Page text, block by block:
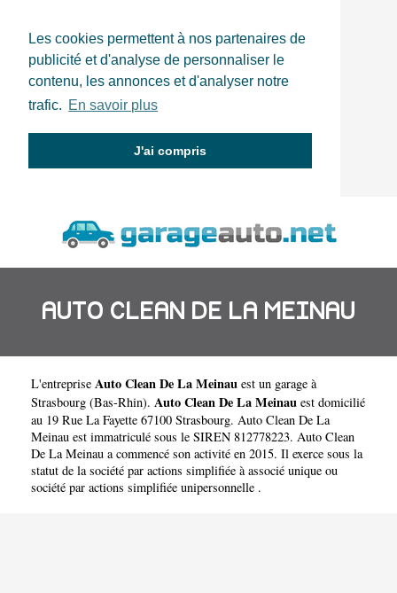
Les cookies permettent à nos partenaires de
publicité et d'analyse de personnaliser le
contenu, les annonces et d'analyser notre
trafic. En savoir plus
J'ai compris
AUTO CLEAN DE LA MEINAU
L'entreprise Auto Clean De La Meinau est un garage à
Strasbourg (Bas-Rhin). Auto Clean De La Meinau est domicilié
au 19 Rue La Fayette 67100 Strasbourg. Auto Clean De La
Meinau est immatriculé sous le SIREN 812778223. Auto Clean
De La Meinau a commencé son activité en 2015. Il exerce sous la
statut de la société par actions simplifiée à associé unique ou
société par actions simplifiée unipersonnelle .